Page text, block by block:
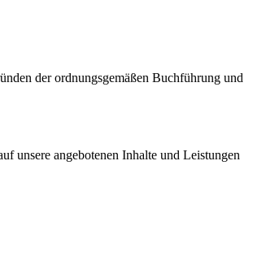
der ordnungsgemäßen Buchführung und
unsere angebotenen Inhalte und Leistungen